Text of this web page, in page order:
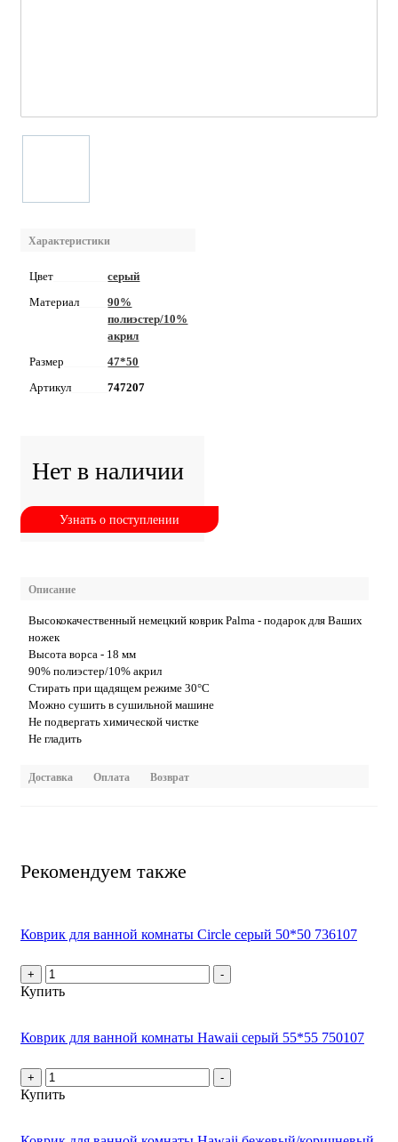
Характеристики
Цвет
серый
Материал
90%
полиэстер/10%
акрил
Размер
47*50
Артикул
747207
Нет в наличии
Узнать о поступлении
Описание
Высококачественный немецкий коврик Palma - подарок для Ваших
ножек
Высота ворса - 18 мм
90% полиэстер/10% акрил
Стирать при щадящем режиме 30°С
Можно сушить в сушильной машине
Не подвергать химической чистке
Не гладить
Доставка Оплата Возврат
Рекомендуем также
Коврик для ванной комнаты Circle серый 50*50 736107
+ -
Купить
Коврик для ванной комнаты Hawaii серый 55*55 750107
+ -
Купить